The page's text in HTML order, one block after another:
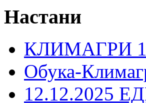
Настани
КЛИМАГРИ
Обука-
12.12.2025